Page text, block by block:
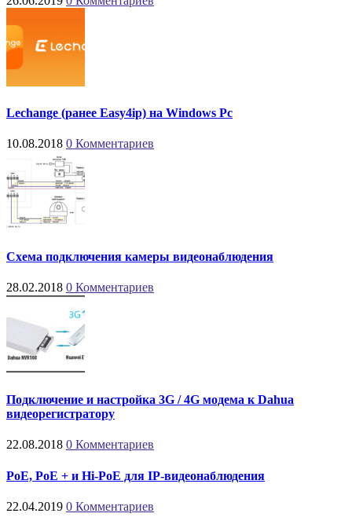
Lechange (ранее Easy4ip) на Windows Pc
10.08.2018 0 Комментариев
Схема подключения камеры видеонаблюдения
28.02.2018 0 Комментариев
Подключение и настройка 3G / 4G модема к Dahua
видеорегистратору
22.08.2018 0 Комментариев
PoE, PoE + и Hi-PoE для IP-видеонаблюдения
22.04.2019 0 Комментариев